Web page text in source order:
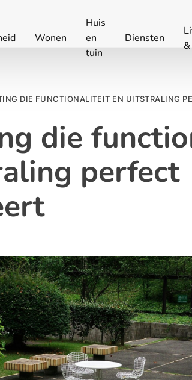
Wonen
Huis
en
tuin
Diensten
DIE FUNCTIONALITEIT EN UITSTRALING
die
perfect